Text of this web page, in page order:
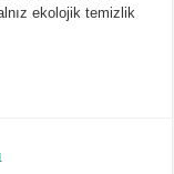
ekolojik temizlik